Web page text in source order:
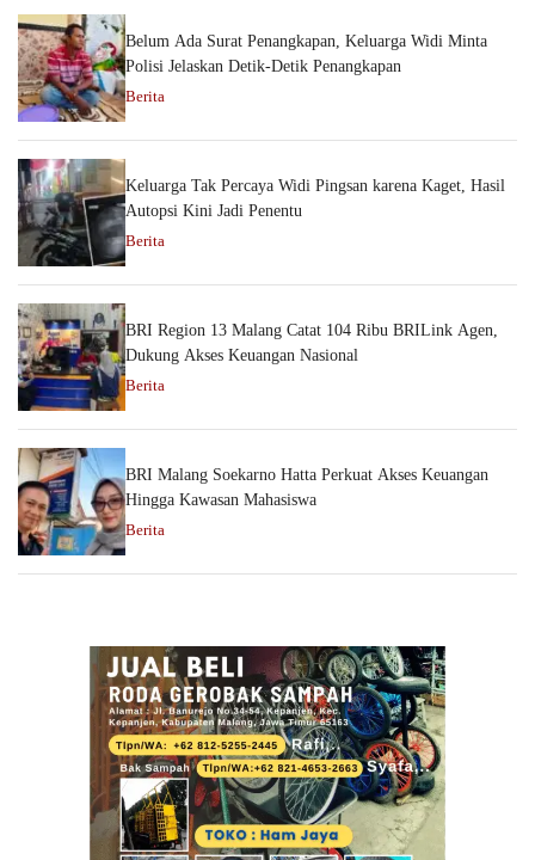
Belum Ada Surat Penangkapan, Keluarga Widi Minta
Polisi Jelaskan Detik-Detik Penangkapan
Berita
Keluarga Tak Percaya Widi Pingsan karena Kaget, Hasil
Autopsi Kini Jadi Penentu
Berita
BRI Region 13 Malang Catat 104 Ribu BRILink Agen,
Dukung Akses Keuangan Nasional
Berita
BRI Malang Soekarno Hatta Perkuat Akses Keuangan
Hingga Kawasan Mahasiswa
Berita